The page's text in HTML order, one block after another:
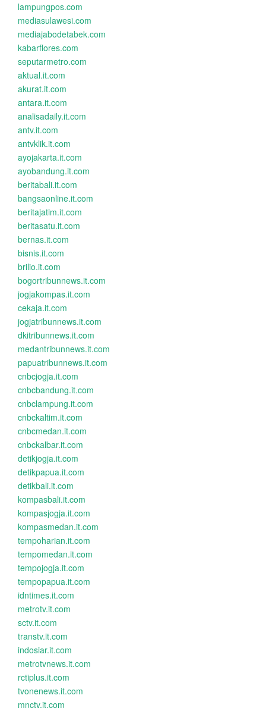
lampungpos.com
mediasulawesi.com
mediajabodetabek.com
kabarflores.com
seputarmetro.com
aktual.it.com
akurat.it.com
antara.it.com
analisadaily.it.com
antv.it.com
antvklik.it.com
ayojakarta.it.com
ayobandung.it.com
beritabali.it.com
bangsaonline.it.com
beritajatim.it.com
beritasatu.it.com
bernas.it.com
bisnis.it.com
brilio.it.com
bogortribunnews.it.com
jogjakompas.it.com
cekaja.it.com
jogjatribunnews.it.com
dkitribunnews.it.com
medantribunnews.it.com
papuatribunnews.it.com
cnbcjogja.it.com
cnbcbandung.it.com
cnbclampung.it.com
cnbckaltim.it.com
cnbcmedan.it.com
cnbckalbar.it.com
detikjogja.it.com
detikpapua.it.com
detikbali.it.com
kompasbali.it.com
kompasjogja.it.com
kompasmedan.it.com
tempoharian.it.com
tempomedan.it.com
tempojogja.it.com
tempopapua.it.com
idntimes.it.com
metrotv.it.com
sctv.it.com
transtv.it.com
indosiar.it.com
metrotvnews.it.com
rctiplus.it.com
tvonenews.it.com
mnctv.it.com